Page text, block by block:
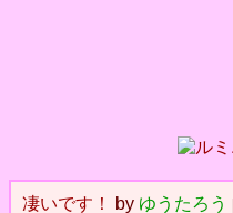
凄いです！ by ゆうたろう